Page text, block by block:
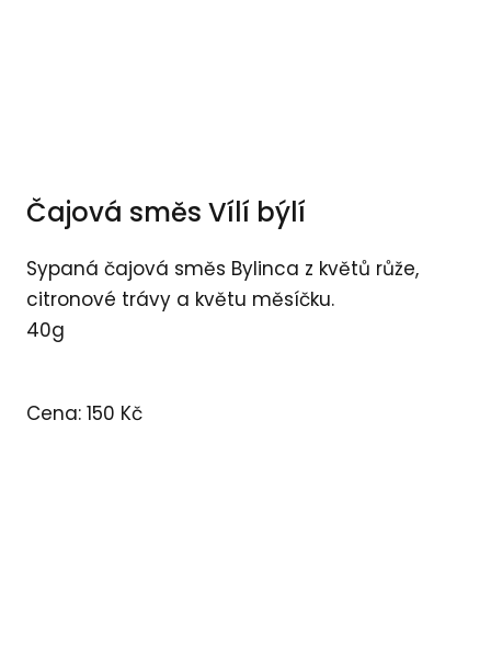
Čajová směs Vílí býlí
Sypaná čajová směs Bylinca z květů růže,
citronové trávy a květu měsíčku.
40g
Cena: 150 Kč